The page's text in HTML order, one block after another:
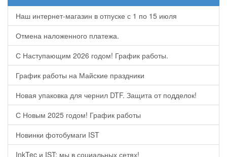
Наш интернет-магазин в отпуске с 1 по 15 июля
Отмена наложенного платежа.
С Наступающим 2026 годом! График работы.
График работы на Майские праздники
Новая упаковка для чернил DTF. Защита от подделок!
С Новым 2025 годом! График работы
Новинки фотобумаги IST
InkTec и IST: мы в социальных сетях!